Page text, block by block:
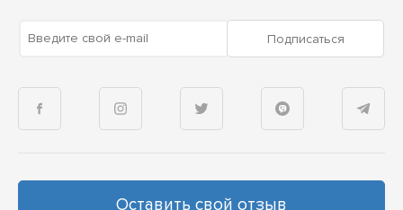
Введите свой e-mail Подписаться
Оставить свой отзыв